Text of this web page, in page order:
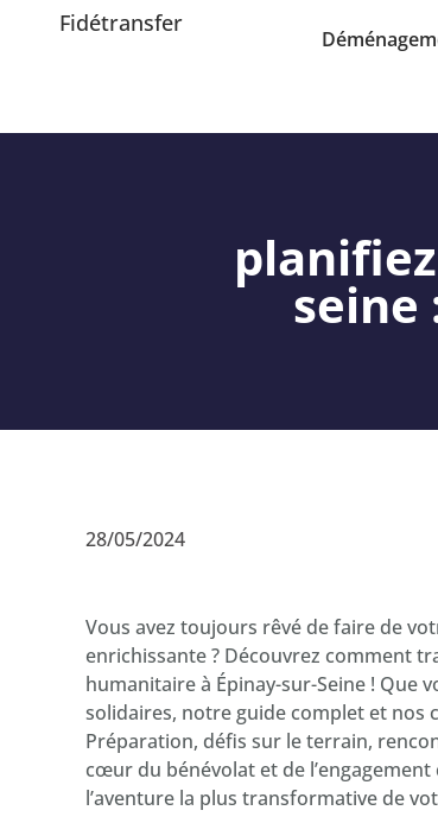
Fidétransfer
seine
28/05/2024
Vous avez toujours rêvé de faire de
enrichissante ? Découvrez comment
humanitaire à Épinay-sur-Seine ! Que
solidaires, notre guide complet et nos
Préparation, défis sur le terrain,
cœur du bénévolat et de
l’aventure la plus transformative de